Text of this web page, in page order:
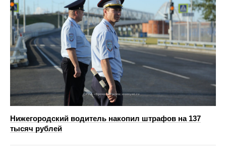
Нижегородский водитель накопил штрафов на 137
тысяч рублей